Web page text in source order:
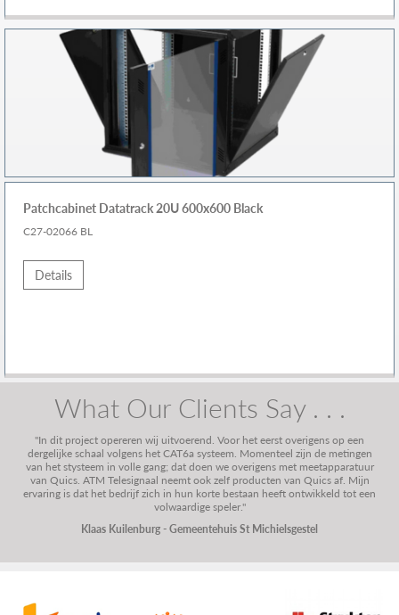
Patchcabinet Datatrack 20U 600x600 Black
C27-02066 BL
Details
What Our Clients Say . . .
"In dit project opereren wij uitvoerend. Voor het eerst overigens op een
dergelijke schaal volgens het CAT6a systeem. Momenteel zijn de metingen
van het stysteem in volle gang; dat doen we overigens met meetapparatuur
van Quics. ATM Telesignaal neemt ook zelf producten van Quics af. Mijn
ervaring is dat het bedrijf zich in hun korte bestaan heeft ontwikkeld tot een
volwaardige speler."
Klaas Kuilenburg - Gemeentehuis St Michielsgestel